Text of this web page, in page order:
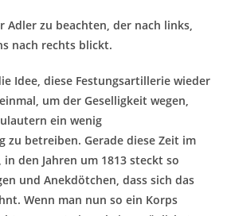
Adler zu beachten, der nach links,
nach rechts blickt.
Idee, diese Festungsartillerie wieder
um der Geselligkeit wegen,
ein wenig
zu betreiben. Gerade diese Zeit im
den Jahren um 1813 steckt so
und Anekdötchen, dass sich das
Wenn man nun so ein Korps